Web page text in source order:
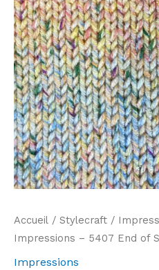
Accueil / Stylecraft /
Impressions – 5407 End of
Impressions